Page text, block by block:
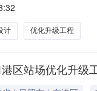
线连通南联Ⅴ与南联Ⅱ
本工程，拆除II
计 优化升级工程
区站场优化升级